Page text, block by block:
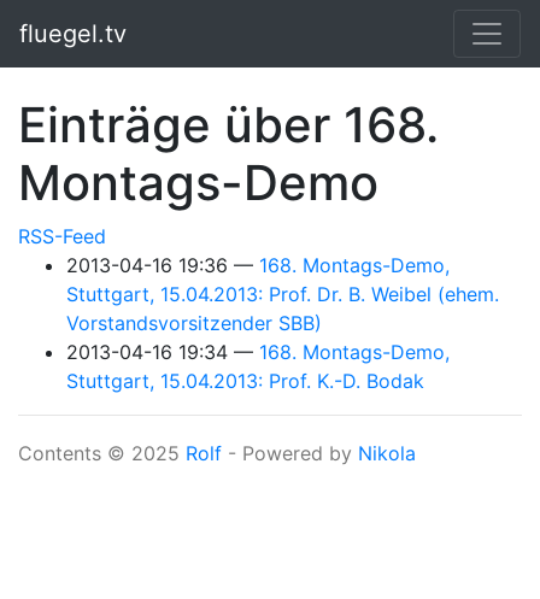
fluegel.tv
Einträge über 168.
Montags-Demo
RSS-Feed
2013-04-16 19:36
168. Montags-Demo,
Stuttgart, 15.04.2013: Prof. Dr. B. Weibel (ehem.
Vorstandsvorsitzender SBB)
2013-04-16 19:34
168. Montags-Demo,
Stuttgart, 15.04.2013: Prof. K.-D. Bodak
Contents © 2025 Rolf - Powered by Nikola